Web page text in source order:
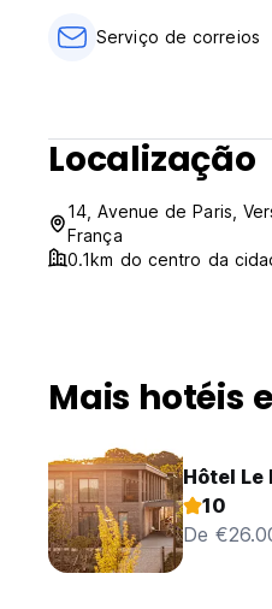
Serviço de correios
Localização
14, Avenue de Paris,
França
0.1km do centro da
Mais hotéis
Hôtel Le
10
De